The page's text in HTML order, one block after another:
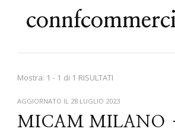
Mostra: 1 - 1 di 1 RISULTATI
AGGIORNATO IL 28 LUGLIO 2023
MICAM MILANO